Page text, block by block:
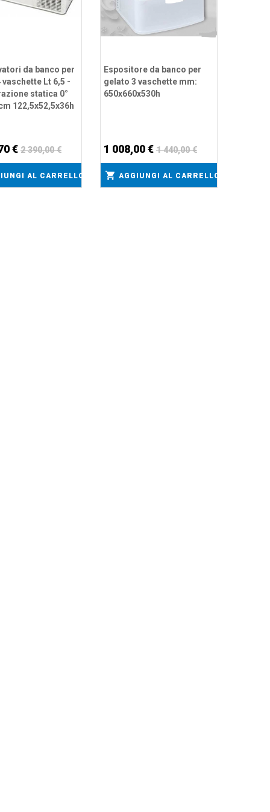
da banco per
vaschette Lt 6,5 -
statica 0°
122,5x52,5x36h
€ 2 390,00 €
AL CARRELLO
Espositore da banco per
gelato 3 vaschette mm:
650x660x530h
1 008,00 € 1 440,00 €
AGGIUNGI AL CARRELLO